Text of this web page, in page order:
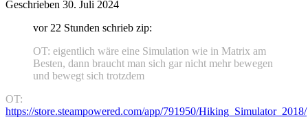
Geschrieben 30. Juli 2024
vor 22 Stunden schrieb zip:
OT: eigentlich wäre eine Simulation wie in Matrix am
Besten, dann braucht man sich gar nicht mehr bewegen
und bewegt sich trotzdem
OT:
https://store.steampowered.com/app/791950/Hiking_Simulator_2018/